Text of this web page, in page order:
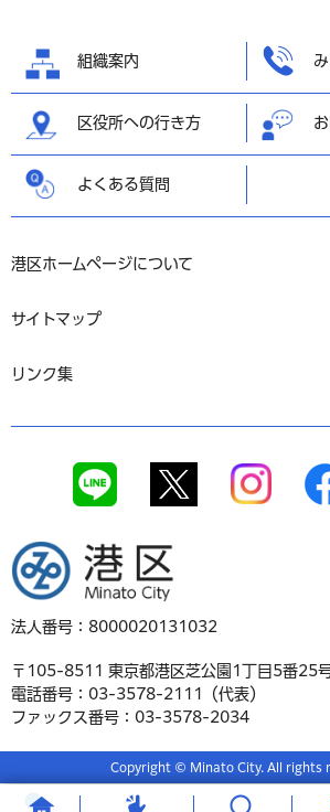
組織案内
区役所への行き方
よくある質問
港区ホームページについて
サイトマップ
リンク集
港区
法人番号：8000020131032
〒105-8511 東京都港区芝公園1丁目5番25
電話番号：03-3578-2111（代表）
ファックス番号：03-3578-2034
Copyright © Minato City. All rights